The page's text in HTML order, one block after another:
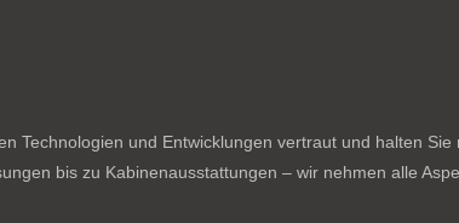
Technologien und Entwicklungen vertraut und halten
bis zu Kabinenausstattungen – wir nehmen alle